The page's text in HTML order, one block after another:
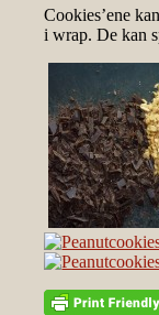
Cookies’ene
i wrap. De kan